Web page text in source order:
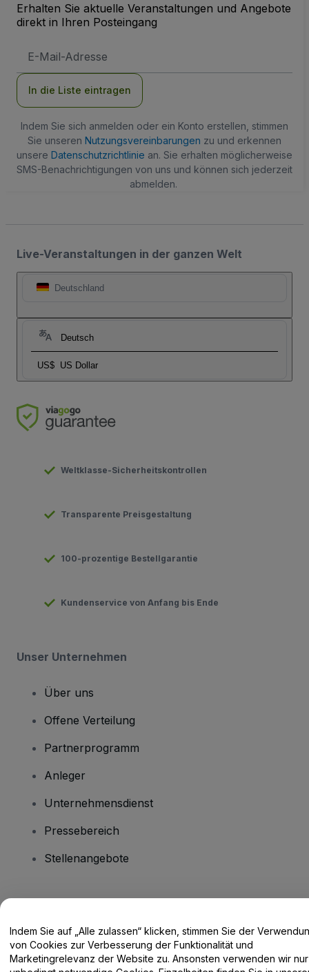
Erhalten Sie aktuelle Veranstaltungen und Angebote
direkt in Ihren Posteingang
Mail-
In die Liste eintragen
Indem Sie sich anmelden oder ein Konto erstellen, stimmen
Sie unseren Nutzungsvereinbarungen zu und erkennen
unsere Datenschutzrichtlinie an. Sie erhalten möglicherweise
SMS-Benachrichtigungen von uns und können sich jederzeit
abmelden.
Live-Veranstaltungen in der ganzen Welt
Deutschland
Deutsch
US$ US Dollar
Weltklasse-Sicherheitskontrollen
Transparente Preisgestaltung
100-prozentige Bestellgarantie
Kundenservice von Anfang bis Ende
Unser Unternehmen
Über uns
Offene Verteilung
Partnerprogramm
Anleger
Unternehmensdienst
Pressebereich
Stellenangebote
Hilfe-Center / Kontakt
Indem Sie auf „Alle zulassen“ klicken, stimmen Sie der
von Cookies zur Verbesserung der Funktionalität und
Marketingrelevanz der Website zu. Ansonsten verwenden wir nur